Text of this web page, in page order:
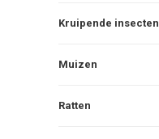
Kruipende insecten
Muizen
Ratten